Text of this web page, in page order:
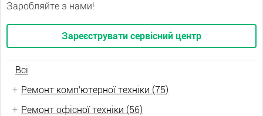
Заробляйте з нами!
Зареєструвати сервісний центр
Всі
+ Ремонт комп'ютерної техніки (75)
+ Ремонт офісної техніки (56)